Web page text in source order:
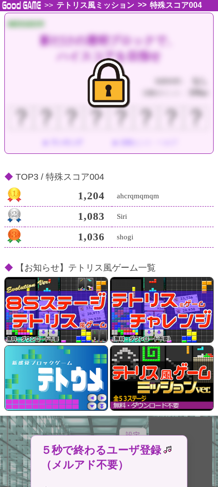
>> テトリス風ミッション >> 特殊スコア004
MISSION
影だけの透明ブロックで、
ハイスコアを目指せ
？ ？ ？ ？ ？ ？ ？ ？
TOP3 / 特殊スコア004
1,204 ahcrqmqmqm
1,083 Siri
1,036 shogi
【お知らせ】テトリス風ゲーム一覧
テトリス風ゲーム
（全85ステージ）
５秒で終わるユーザ登録
（メルアド不要）
設定